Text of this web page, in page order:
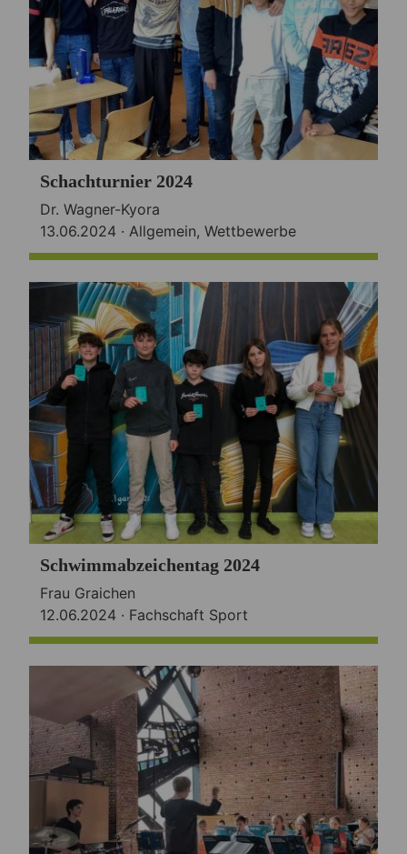
Schachturnier 2024
Dr. Wagner-Kyora
13.06.2024 · Allgemein, Wettbewerbe
Schwimmabzeichentag 2024
Frau Graichen
12.06.2024 · Fachschaft Sport